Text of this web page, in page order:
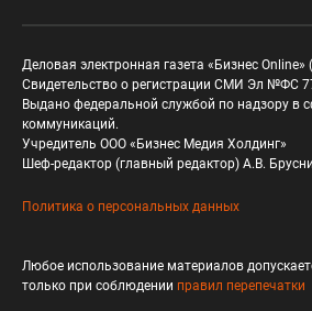
Деловая электронная газета «Бизнес Online»
Свидетельство о регистрации СМИ Эл №ФС
Выдано федеральной службой по надзору в
коммуникаций.
Учредитель ООО «Бизнес Медия Холдинг»
Шеф-редактор (главный редактор) А.В.
Политика о персональных данных
Любое использование материалов
только при соблюдении правил перепечатки